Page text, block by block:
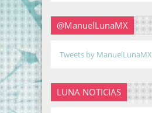
@ManuelLunaMX
Tweets by ManuelLunaMX
LUNA NOTICIAS